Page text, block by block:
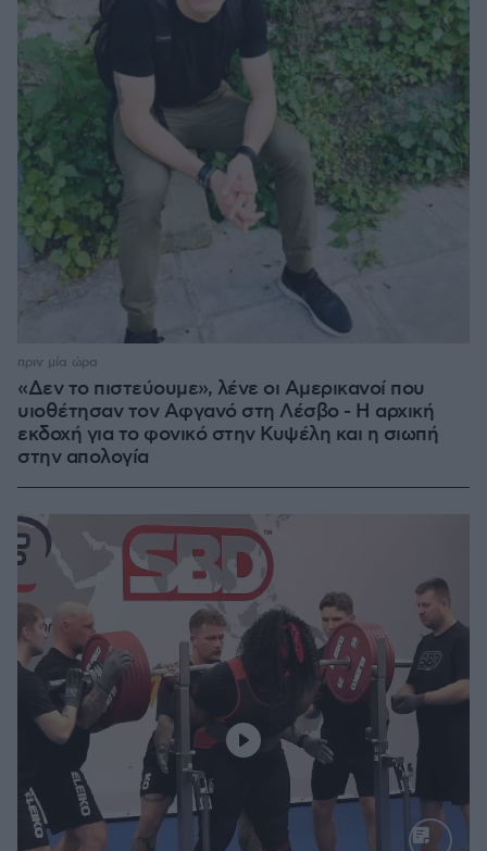
«Δεν το πιστεύουμε», λένε οι Αμερικανοί που
υιοθέτησαν τον Αφγανό στη Λέσβο - Η αρχική
εκδοχή για το φονικό στην Κυψέλη και η σιωπή
στην απολογία
πριν μία ώρα